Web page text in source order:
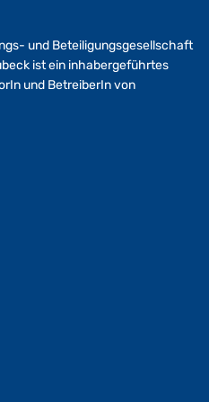
und Beteiligungsgesellschaft
ist ein inhabergeführtes
und BetreiberIn von